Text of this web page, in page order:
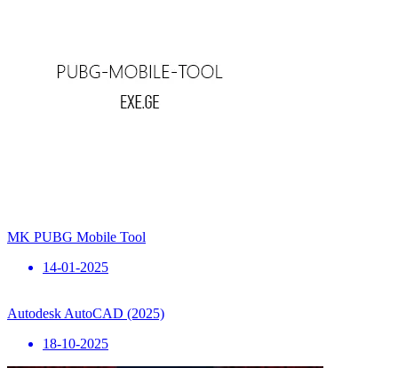
MK PUBG Mobile Tool
14-01-2025
Autodesk AutoCAD (2025)
18-10-2025